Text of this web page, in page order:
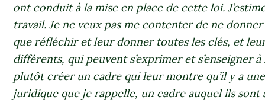
ont conduit à la mise en place de cette loi.
travail. Je ne veux pas me contenter de ne
que réfléchir et leur donner toutes les clés, et
différents, qui peuvent s’exprimer et s’enseigner à
plutôt créer un cadre qui leur montre qu’il y a
juridique que je rappelle, un cadre auquel ils sont